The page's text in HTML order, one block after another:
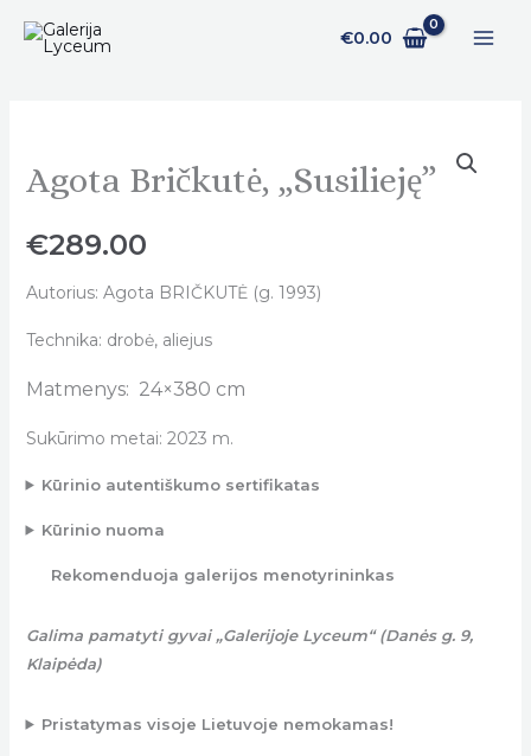
prie
€0.00
Agota Bričkutė, „Susilieję”
€289.00
Autorius: Agota BRIČKUTĖ (g. 1993)
Technika: drobė, aliejus
Matmenys: 24×380 cm
Sukūrimo metai: 2023 m.
Kūrinio autentiškumo sertifikatas
Kūrinio nuoma
Rekomenduoja galerijos menotyrininkas
Galima pamatyti gyvai „Galerijoje Lyceum“ (Danės g. 9,
Klaipėda)
Pristatymas visoje Lietuvoje nemokamas!
Agota
Bričkutė,
„Susilieję"